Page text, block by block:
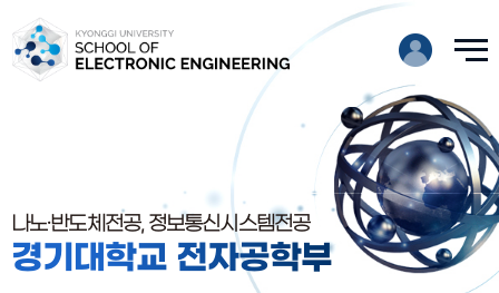
나노·반도체전공, 정보통신시스템전공
경기대학교 전자공학부